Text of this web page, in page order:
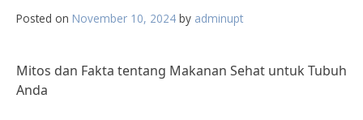
Posted on November 10, 2024 by adminupt
Mitos dan Fakta tentang Makanan Sehat untuk Tubuh
Anda